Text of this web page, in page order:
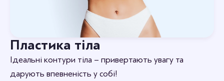
Пластика тіла
Ідеальні контури тіла – привертають увагу та
дарують впевненість у собі!